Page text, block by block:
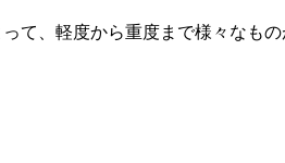
、軽度から重度まで様々なも